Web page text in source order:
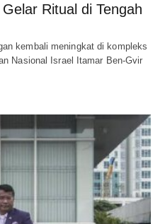
Ritual di Tengah
kembali meningkat di kompleks
Nasional Israel Itamar Ben-Gvir